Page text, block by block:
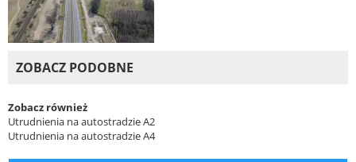
ZOBACZ PODOBNE
Zobacz również
Utrudnienia na autostradzie A2
Utrudnienia na autostradzie A4